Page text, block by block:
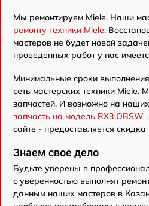
Мы ремонтируем Miele. Наши
ремонту техники Miele.
мастеров не будет новой
проведенных работ у нас
Минимальные сроки
сеть мастерских техники Miele.
запчастей. И возможно на
запчасть на модель RX3 OBSW
сайте - предоставляется скидка
Знаем свое дело
Будьте уверены в
с уверенностью выполнят
данным наших мастеров в